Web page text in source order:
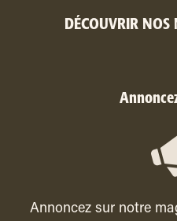
DÉCOUVRIR NOS
Annoncez sur notre